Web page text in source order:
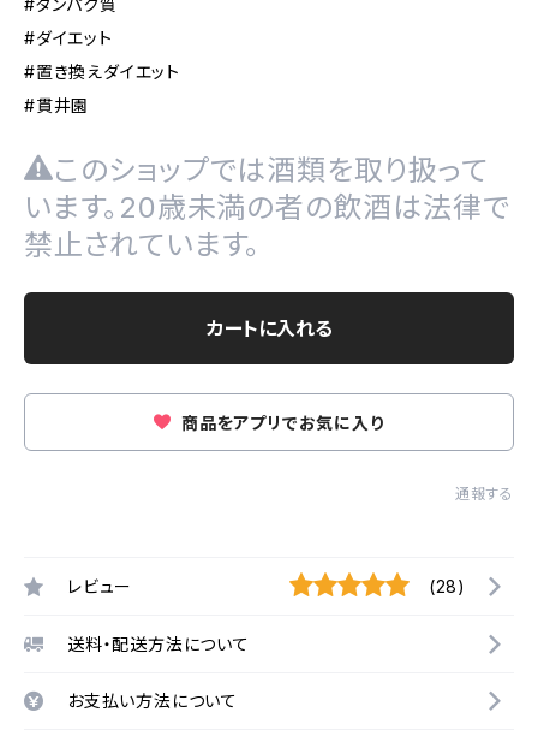
#タンパク質
#ダイエット
#置き換えダイエット
#貫井園
このショップでは酒類を取り扱って
います。20歳未満の者の飲酒は法律で
禁止されています。
カートに入れる
商品をアプリでお気に入り
通報する
レビュー (28)
送料・配送方法について
お支払い方法について